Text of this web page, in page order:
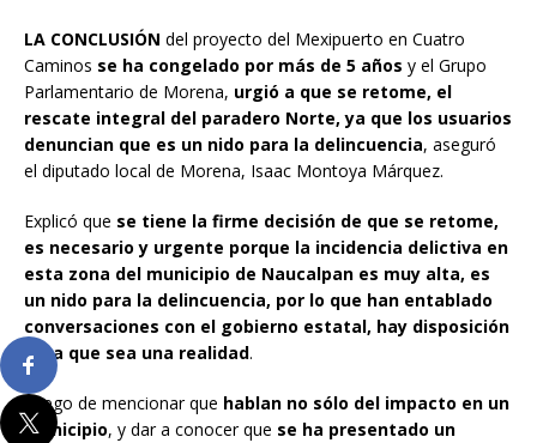
LA CONCLUSIÓN del proyecto del Mexipuerto en Cuatro
Caminos se ha congelado por más de 5 años y el Grupo
Parlamentario de Morena, urgió a que se retome, el
rescate integral del paradero Norte, ya que los usuarios
denuncian que es un nido para la delincuencia, aseguró
el diputado local de Morena, Isaac Montoya Márquez.
Explicó que se tiene la firme decisión de que se retome,
es necesario y urgente porque la incidencia delictiva en
esta zona del municipio de Naucalpan es muy alta, es
un nido para la delincuencia, por lo que han entablado
conversaciones con el gobierno estatal, hay disposición
para que sea una realidad.
Luego de mencionar que hablan no sólo del impacto en un
municipio, y dar a conocer que se ha presentado un